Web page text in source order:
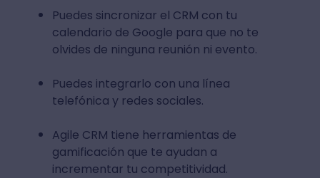
Puedes sincronizar el CRM con tu
calendario de Google para que no te
olvides de ninguna reunión ni evento.
Puedes integrarlo con una línea
telefónica y redes sociales.
Agile CRM tiene herramientas de
gamificación que te ayudan a
incrementar tu competitividad.